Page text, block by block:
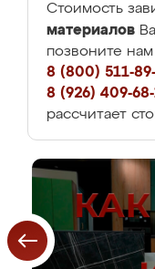
Стоимость
материалов
позвоните
8 (800) 511-
8 (926) 409-
рассчитает